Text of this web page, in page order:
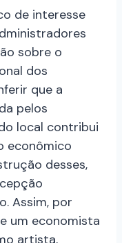
de interesse
sobre o
dos
que a
pelos
local contribui
econômico
desses,
Assim, por
um economista
artista,